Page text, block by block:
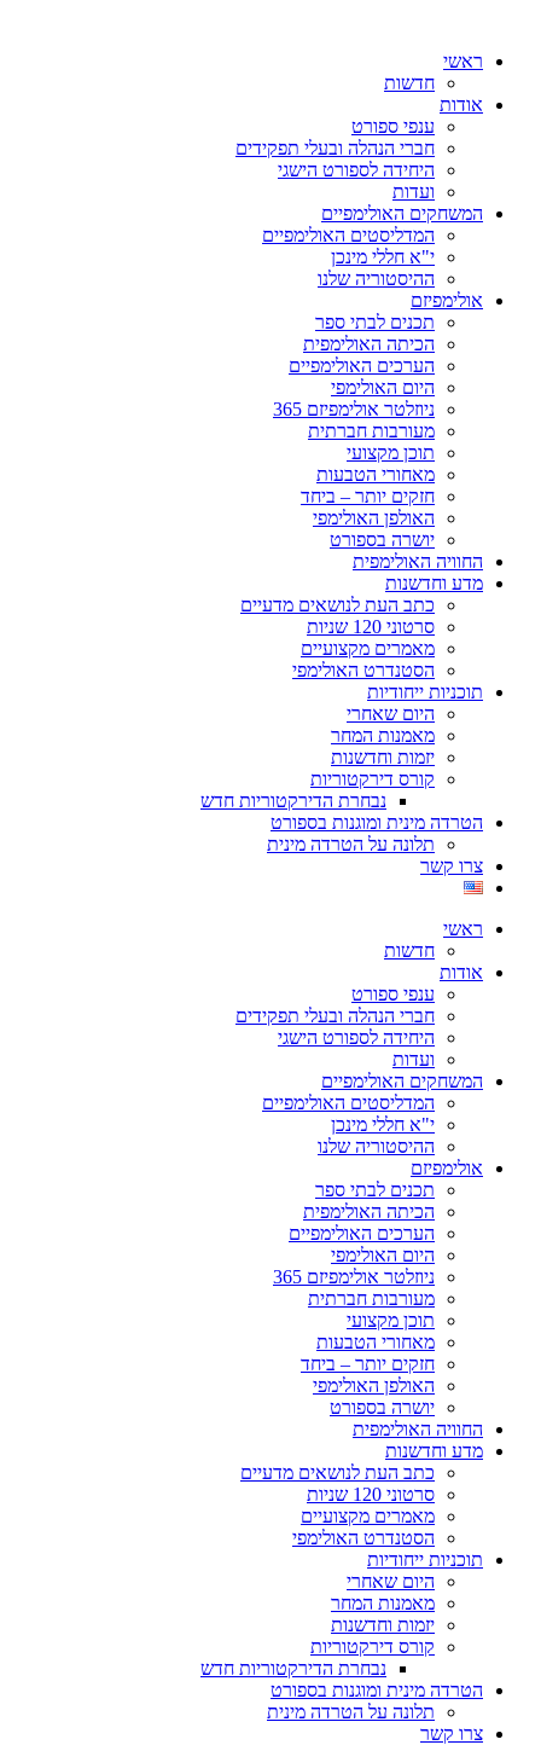
ראשי
חדשות
אודות
ענפי ספורט
חברי הנהלה ובעלי תפקידים
היחידה לספורט הישגי
ועדות
המשחקים האולימפיים
המדליסטים האולימפיים
י"א חללי מינכן
ההיסטוריה שלנו
אולימפיזם
תכנים לבתי ספר
הכיתה האולימפית
הערכים האולימפיים
היום האולימפי
ניוזלטר אולימפיזם 365
מעורבות חברתית
תוכן מקצועי
מאחורי הטבעות
חזקים יותר – ביחד
האולפן האולימפי
יושרה בספורט
החוויה האולימפית
מדע וחדשנות
כתב העת לנושאים מדעיים
סרטוני 120 שניות
מאמרים מקצועיים
הסטנדרט האולימפי
תוכניות ייחודיות
היום שאחרי
מאמנות המחר
יזמות וחדשנות
קורס דירקטוריות
נבחרת הדירקטוריות חדש
הטרדה מינית ומוגנות בספורט
תלונה על הטרדה מינית
צרו קשר
ראשי
חדשות
אודות
ענפי ספורט
חברי הנהלה ובעלי תפקידים
היחידה לספורט הישגי
ועדות
המשחקים האולימפיים
המדליסטים האולימפיים
י"א חללי מינכן
ההיסטוריה שלנו
אולימפיזם
תכנים לבתי ספר
הכיתה האולימפית
הערכים האולימפיים
היום האולימפי
ניוזלטר אולימפיזם 365
מעורבות חברתית
תוכן מקצועי
מאחורי הטבעות
חזקים יותר – ביחד
האולפן האולימפי
יושרה בספורט
החוויה האולימפית
מדע וחדשנות
כתב העת לנושאים מדעיים
סרטוני 120 שניות
מאמרים מקצועיים
הסטנדרט האולימפי
תוכניות ייחודיות
היום שאחרי
מאמנות המחר
יזמות וחדשנות
קורס דירקטוריות
נבחרת הדירקטוריות חדש
הטרדה מינית ומוגנות בספורט
תלונה על הטרדה מינית
צרו קשר